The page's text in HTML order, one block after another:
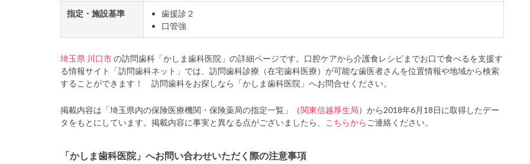
指定・施設基準
歯援診２
口管強
埼玉県 川口市の訪問歯科「かしま歯科医院」の詳細ページです。口腔ケアから介護食レシピまでお口で食べるを支援す
る情報サイト「訪問歯科ネット」では、訪問歯科診療（在宅歯科医療）が可能な歯医者さんを位置情報や地域から検索
することができます！ 訪問歯科をお探しなら「かしま歯科医院」へお問合せください。
掲載内容は「埼玉県内の保険医療機関・保険薬局の指定一覧」（関東信越厚生局）から2018年6月18日に取得したデー
タをもとにしています。掲載内容に事実と異なる点がございましたら、
こちらから ご連絡ください。
「かしま歯科医院」へお問い合わせいただく際の注意事項